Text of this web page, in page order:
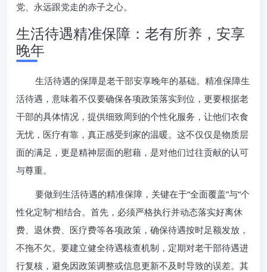
党、永远跟党走的赤子之心。
生活待遇精准保障：老有所养，安享
晚年
生活待遇的保障是老干部安享晚年的基础。精准保障生
活待遇，意味着不仅要确保各项政策落实到位，更要根据老
干部的具体情况，提供细致周到的个性化服务，让他们衣食
无忧，医疗有靠，真正感受到家的温暖。这不仅仅是物质层
面的满足，更是精神层面的慰藉，是对他们过往贡献的认可
与尊重。
要做到生活待遇的精准保障，关键在于“全面覆盖”与“个
性化定制”相结合。首先，必须严格执行并动态落实好离休
费、退休费、医疗费等各项政策，确保待遇按时足额发放，
不拖不欠。要建立健全待遇核查机制，定期对老干部待遇进
行复核，避免因政策调整或信息更新不及时导致的误差。其